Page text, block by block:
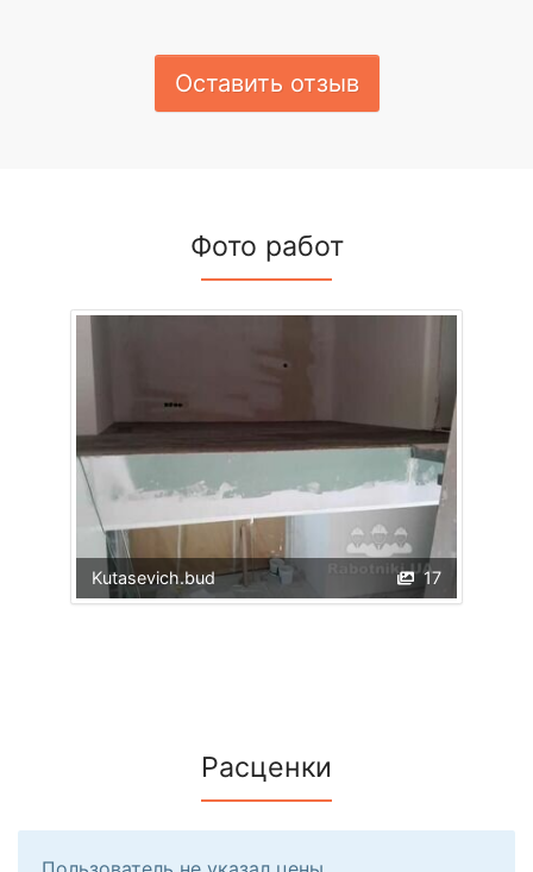
Оставить отзыв
Фото работ
17
Kutasevich.bud
Расценки